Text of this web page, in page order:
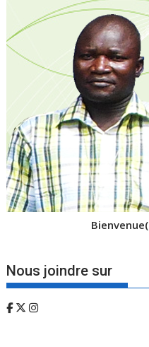
Bienvenue(s)
Nous joindre sur